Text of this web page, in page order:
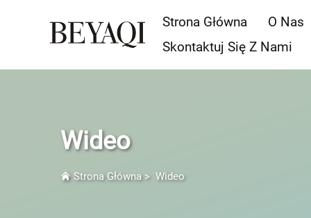
Strona Główna
O Nas
Skontaktuj Się Z Nami
Wideo
Strona Główna> Wideo